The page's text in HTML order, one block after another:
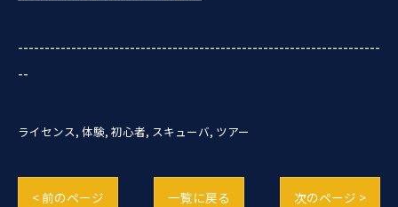
--------------------------------------------------------------------
--
ライセンス 体験 初心者 スキューバ ツアー
< 前のページ 一覧に戻る 次のページ >